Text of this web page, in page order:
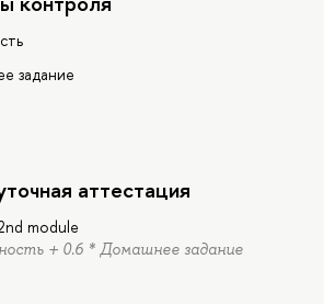
задание
аттестация
module
+ 0.6 * Домашнее задание